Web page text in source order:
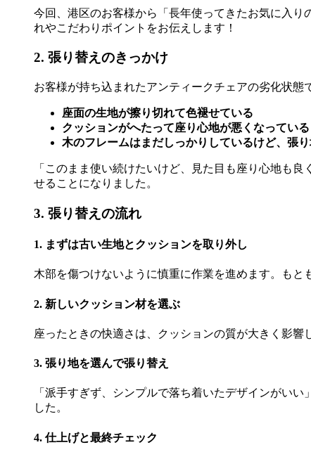
今回、港区のお客様から「長年使ってきたお気に入
れやこだわりポイントをお伝えします！
2. 張り替えのきっかけ
お客様が持ち込まれたアンティークチェアの劣化状態
座面の生地が擦り切れて色褪せている
クッションがへたって座り心地が悪くなっている
木のフレームはまだしっかりしているけど、張
「このまま使い続けたいけど、見た目も座り心地も
せることになりました。
3. 張り替えの流れ
1. まずは古い生地とクッションを取り外し
木部を傷つけないように慎重に作業を進めます。もと
2. 新しいクッション材を選ぶ
座ったときの快適さは、クッションの質が大きく影響
3. 張り地を選んで張り替え
「派手すぎず、シンプルで落ち着いたデザインがい
した。
4. 仕上げと最終チェック